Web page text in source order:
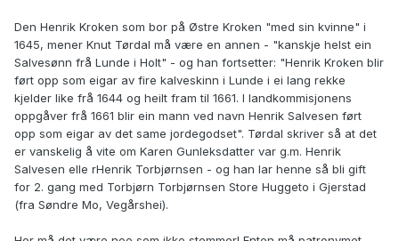
Den Henrik Kroken som bor på Østre Kroken "med sin kvinne" i
1645, mener Knut Tørdal må være en annen - "kanskje helst ein
Salvesønn frå Lunde i Holt" - og han fortsetter: "Henrik Kroken blir
ført opp som eigar av fire kalveskinn i Lunde i ei lang rekke
kjelder like frå 1644 og heilt fram til 1661. I landkommisjonens
oppgåver frå 1661 blir ein mann ved navn Henrik Salvesen ført
opp som eigar av det same jordegodset". Tørdal skriver så at det
er vanskelig å vite om Karen Gunleksdatter var g.m. Henrik
Salvesen elle rHenrik Torbjørnsen - og han lar henne så bli gift
for 2. gang med Torbjørn Torbjørnsen Store Huggeto i Gjerstad
(fra Søndre Mo, Vegårshei).